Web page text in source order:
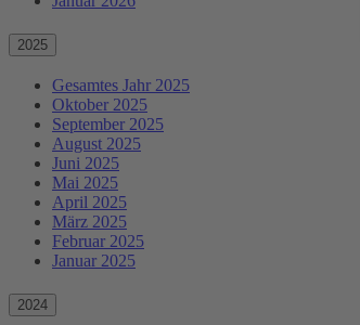
2025
Gesamtes Jahr 2025
Oktober 2025
September 2025
August 2025
Juni 2025
Mai 2025
April 2025
März 2025
Februar 2025
Januar 2025
2024